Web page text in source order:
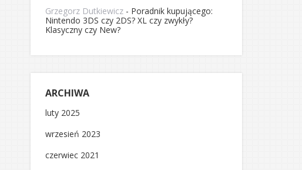
Grzegorz Dutkiewicz - Poradnik kupującego:
Nintendo 3DS czy 2DS? XL czy zwykły?
Klasyczny czy New?
ARCHIWA
luty 2025
wrzesień 2023
czerwiec 2021